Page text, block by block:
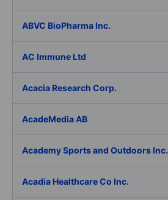
ABVC BioPharma Inc.
AC Immune Ltd
Acacia Research Corp.
AcadeMedia AB
Academy Sports and Outdoors Inc.
Acadia Healthcare Co Inc.